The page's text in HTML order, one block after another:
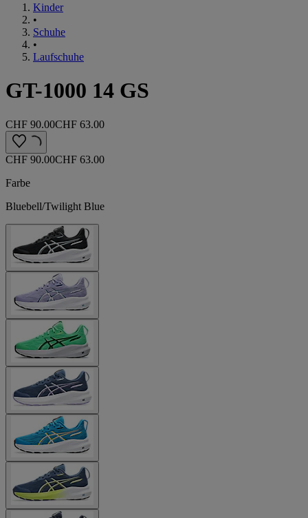
Kinder
•
Schuhe
•
Laufschuhe
GT-1000 14 GS
CHF 90.00CHF 63.00
CHF 90.00CHF 63.00
Farbe
Bluebell/Twilight Blue